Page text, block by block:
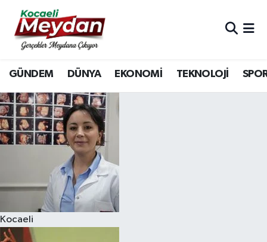
GÜNDEM DÜNYA EKONOMİ TEKNOLOJİ
Kocaeli
Nöbetçi Eczaneler
Hava Durumu
Trafik Durumu
Süper Lig Puan Durumu ve Fikstür
Tüm Manşetler
Son Dakika Haberleri
Haber Arşivi